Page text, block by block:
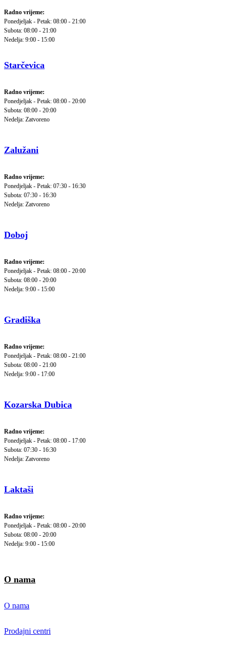
Radno vrijeme:
Ponedjeljak - Petak: 08:00 - 21:00
Subota: 08:00 - 21:00
Nedelja: 9:00 - 15:00
Starčevica
Radno vrijeme:
Ponedjeljak - Petak: 08:00 - 20:00
Subota: 08:00 - 20:00
Nedelja: Zatvoreno
Zalužani
Radno vrijeme:
Ponedjeljak - Petak: 07:30 - 16:30
Subota: 07:30 - 16:30
Nedelja: Zatvoreno
Doboj
Radno vrijeme:
Ponedjeljak - Petak: 08:00 - 20:00
Subota: 08:00 - 20:00
Nedelja: 9:00 - 15:00
Gradiška
Radno vrijeme:
Ponedjeljak - Petak: 08:00 - 21:00
Subota: 08:00 - 21:00
Nedelja: 9:00 - 17:00
Kozarska Dubica
Radno vrijeme:
Ponedjeljak - Petak: 08:00 - 17:00
Subota: 07:30 - 16:30
Nedelja: Zatvoreno
Laktaši
Radno vrijeme:
Ponedjeljak - Petak: 08:00 - 20:00
Subota: 08:00 - 20:00
Nedelja: 9:00 - 15:00
O nama
O nama
Prodajni centri